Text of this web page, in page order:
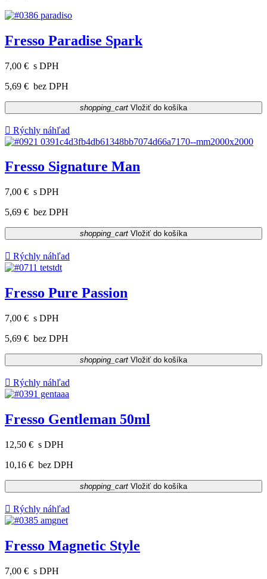
Fresso Paradise Spark
7,00 € s DPH
5,69 € bez DPH
shopping_cart Vložiť do košíka
 Rýchly náhľad
Fresso Signature Man
7,00 € s DPH
5,69 € bez DPH
shopping_cart Vložiť do košíka
 Rýchly náhľad
Fresso Pure Passion
7,00 € s DPH
5,69 € bez DPH
shopping_cart Vložiť do košíka
 Rýchly náhľad
Fresso Gentleman 50ml
12,50 € s DPH
10,16 € bez DPH
shopping_cart Vložiť do košíka
 Rýchly náhľad
Fresso Magnetic Style
7,00 € s DPH